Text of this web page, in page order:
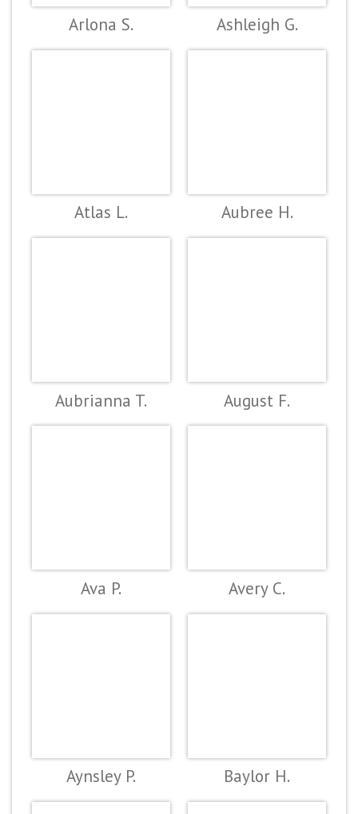
Arlona S. Ashleigh G.
Atlas L. Aubree H.
Aubrianna T. August F.
Ava P. Avery C.
Aynsley P. Baylor H.